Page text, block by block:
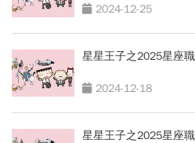
2024-12-25
星星王子之2025星座職
2024-12-18
星星王子之2025星座職